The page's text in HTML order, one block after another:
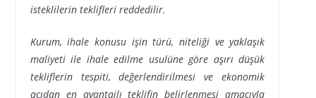
isteklilerin teklifleri reddedilir.
Kurum, ihale konusu işin türü, niteliği ve yaklaşık
maliyeti ile ihale edilme usulüne göre aşırı düşük
tekliflerin tespiti, değerlendirilmesi ve ekonomik
açıdan en avantajlı teklifin belirlenmesi amacıyla